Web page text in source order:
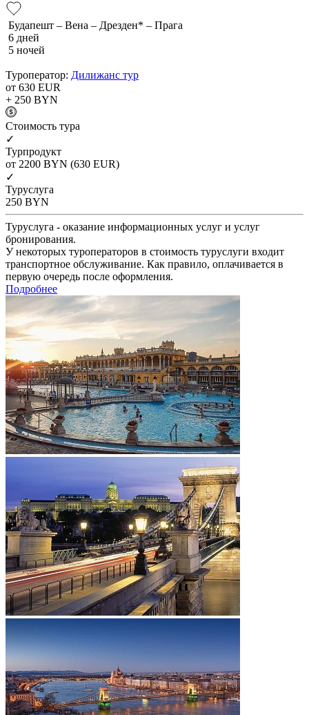
Будапешт – Вена – Дрезден* – Прага
6 дней
5 ночей
Туроператор: Дилижанс тур
от 630 EUR
+ 250 BYN
Cтоимость тура
✓
Турпродукт
от 2200 BYN (630 EUR)
✓
Туруслуга
250 BYN
Туруслуга - оказание информационных услуг и услуг
бронирования.
У некоторых туроператоров в стоимость туруслуги входит
транспортное обслуживание. Как правило, оплачивается в
первую очередь после оформления.
Подробнее